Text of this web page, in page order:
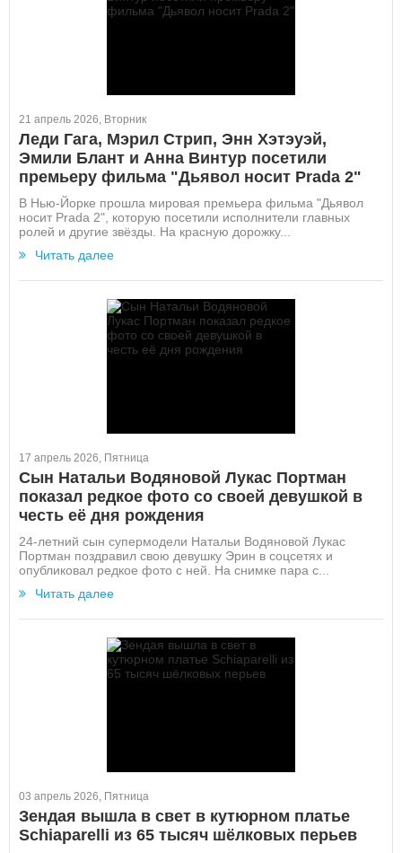
21 апрель 2026, Вторник
Леди Гага, Мэрил Стрип, Энн Хэтэуэй,
Эмили Блант и Анна Винтур посетили
премьеру фильма "Дьявол носит Prada 2"
В Нью-Йорке прошла мировая премьера фильма "Дьявол
носит Prada 2", которую посетили исполнители главных
ролей и другие звёзды. На красную дорожку...
Читать далее
17 апрель 2026, Пятница
Сын Натальи Водяновой Лукас Портман
показал редкое фото со своей девушкой в
честь её дня рождения
24-летний сын супермодели Натальи Водяновой Лукас
Портман поздравил свою девушку Эрин в соцсетях и
опубликовал редкое фото с ней. На снимке пара с...
Читать далее
03 апрель 2026, Пятница
Зендая вышла в свет в кутюрном платье
Schiaparelli из 65 тысяч шёлковых перьев